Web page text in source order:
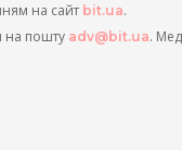
на сайт bit.ua.
на пошту adv@bit.ua.